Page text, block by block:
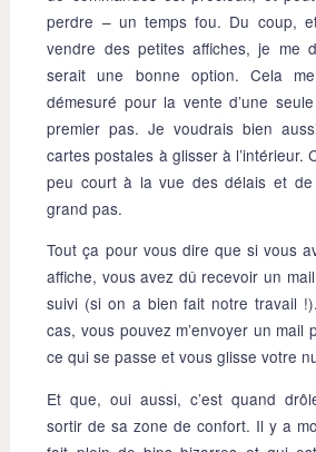
perdre – un temps fou. Du coup,
vendre des petites affiches, je me
serait une bonne option. Cela
démesuré pour la vente d’une
premier pas. Je voudrais bien
cartes postales à glisser à l’intérieur.
peu court à la vue des délais et
grand pas.
Tout ça pour vous dire que si vous
affiche, vous avez dû recevoir un
suivi (si on a bien fait notre travail
cas, vous pouvez m’envoyer un mail
ce qui se passe et vous glisse votre
Et que, oui aussi, c’est quand
sortir de sa zone de confort. Il y a